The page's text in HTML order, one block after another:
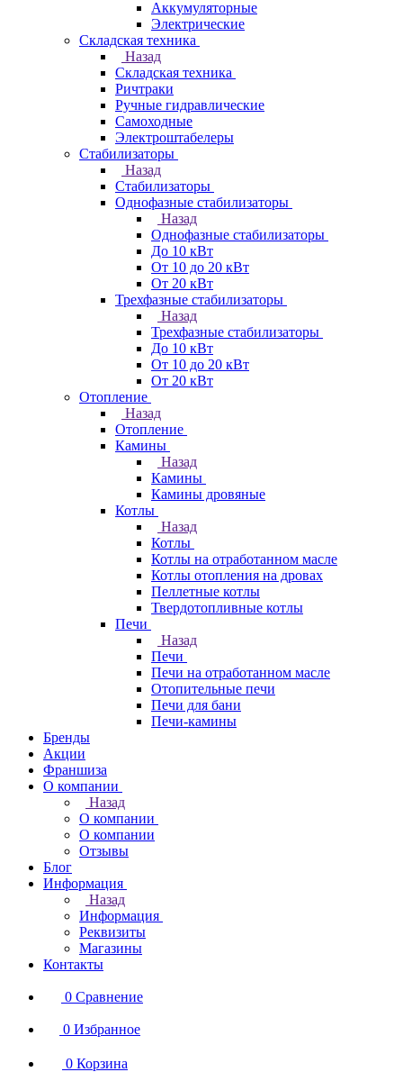
Аккумуляторные
Электрические
Складская техника
Назад
Складская техника
Ричтраки
Ручные гидравлические
Самоходные
Электроштабелеры
Стабилизаторы
Назад
Стабилизаторы
Однофазные стабилизаторы
Назад
Однофазные стабилизаторы
До 10 кВт
От 10 до 20 кВт
От 20 кВт
Трехфазные стабилизаторы
Назад
Трехфазные стабилизаторы
До 10 кВт
От 10 до 20 кВт
От 20 кВт
Отопление
Назад
Отопление
Камины
Назад
Камины
Камины дровяные
Котлы
Назад
Котлы
Котлы на отработанном масле
Котлы отопления на дровах
Пеллетные котлы
Твердотопливные котлы
Печи
Назад
Печи
Печи на отработанном масле
Отопительные печи
Печи для бани
Печи-камины
Бренды
Акции
Франшиза
О компании
Назад
О компании
О компании
Отзывы
Блог
Информация
Назад
Информация
Реквизиты
Магазины
Контакты
0 Сравнение
0 Избранное
0 Корзина